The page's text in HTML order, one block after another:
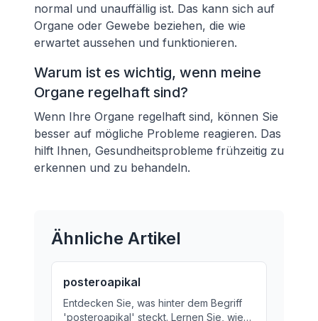
normal und unauffällig ist. Das kann sich auf
Organe oder Gewebe beziehen, die wie
erwartet aussehen und funktionieren.
Warum ist es wichtig, wenn meine
Organe regelhaft sind?
Wenn Ihre Organe regelhaft sind, können Sie
besser auf mögliche Probleme reagieren. Das
hilft Ihnen, Gesundheitsprobleme frühzeitig zu
erkennen und zu behandeln.
Ähnliche Artikel
posteroapikal
Entdecken Sie, was hinter dem Begriff
'posteroapikal' steckt. Lernen Sie, wie